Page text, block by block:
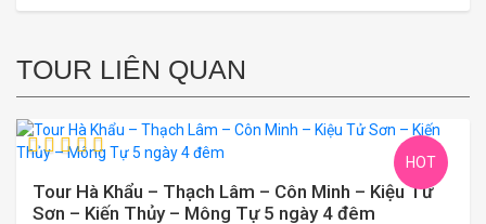
TOUR LIÊN QUAN
HOT
Tour Hà Khẩu – Thạch Lâm – Côn Minh – Kiệu Tử
Sơn – Kiến Thủy – Mông Tự 5 ngày 4 đêm